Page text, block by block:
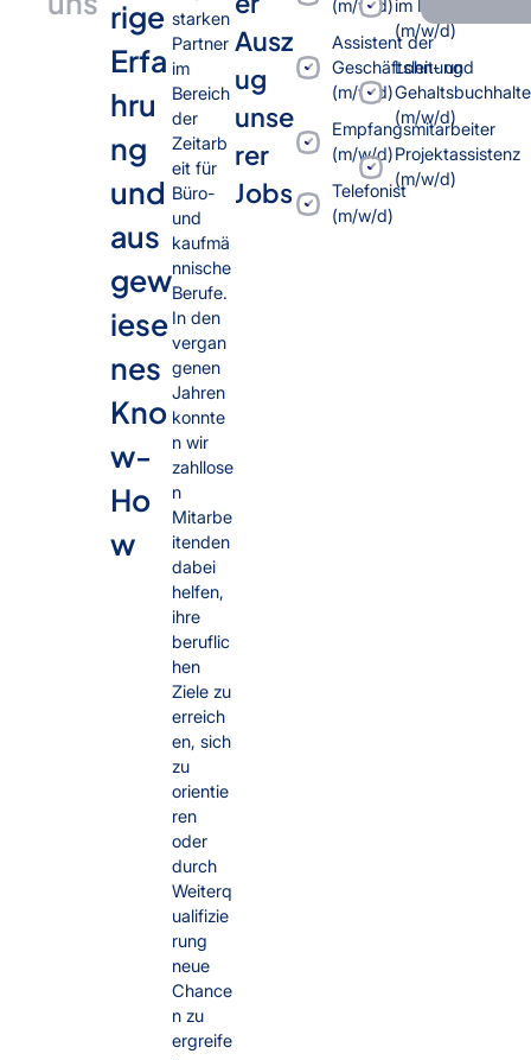
rige
Erfa
hru
ng
und
aus
gew
iese
nes
Kno
w-
Ho
w
starken
Partner
im
Bereich
der
Zeitarb
eit für
Büro-
und
kaufmä
nnische
Berufe.
In den
vergan
genen
Jahren
konnte
n wir
zahllose
n
Mitarbe
itenden
dabei
helfen,
ihre
beruflic
hen
Ziele zu
erreich
en, sich
zu
orientie
ren
oder
durch
Weiterq
ualifizie
rung
neue
Chance
n zu
ergreife
Ausz
ug
unse
rer
Jobs
(m/w/d)
Assistent der
Geschäftsleitung
(m/w/d)
Empfangsmitarbeiter
(m/w/d)
Telefonist
(m/w/d)
im Innendienst
(m/w/d)
Lohn- und
(m/w/d)
Projektassistenz
(m/w/d)